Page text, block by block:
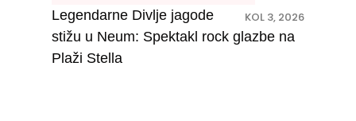
KOL 3, 2026
Legendarne Divlje jagode
stižu u Neum: Spektakl rock glazbe na
Plaži Stella